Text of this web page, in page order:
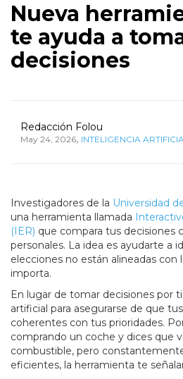
Nueva
te ayuda a
decisiones
Redacción Folou
May 24, 2026, INTELIGENCIA
Investigadores de la Universidad
una herramienta llamada
(IER) que compara tus decisiones
personales. La idea es ayudarte a
elecciones no están alineadas
importa.
En lugar de tomar decisiones por
artificial para asegurarse de que
coherentes con tus prioridades.
comprando un coche y dices que
combustible, pero
eficientes, la herramienta te